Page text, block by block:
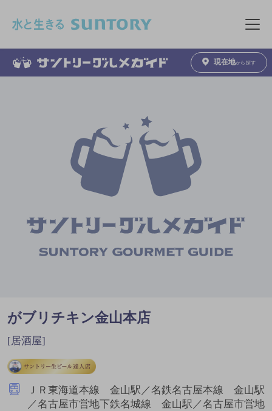
メニュ
現在地から探す
がブリチキン金山本店
[居酒屋]
ＪＲ東海道本線 金山駅／名鉄名古屋本線 金山駅
／名古屋市営地下鉄名城線 金山駅／名古屋市営地